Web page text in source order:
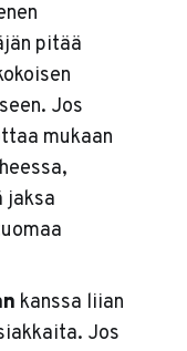
pitää
Jos
mukaan
jaksa
kanssa liian
Jos